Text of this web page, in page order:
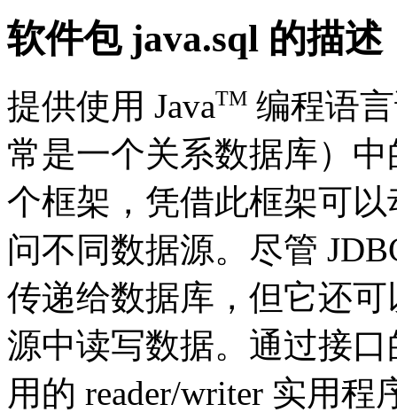
软件包 java.sql 的描述
提供使用 JavaTM 编程语
常是一个关系数据库）
个框架，凭借此框架可
问不同数据源。尽管
传递给数据库，但它还
源中读写数据。通过接
用的 reader/writer 实用